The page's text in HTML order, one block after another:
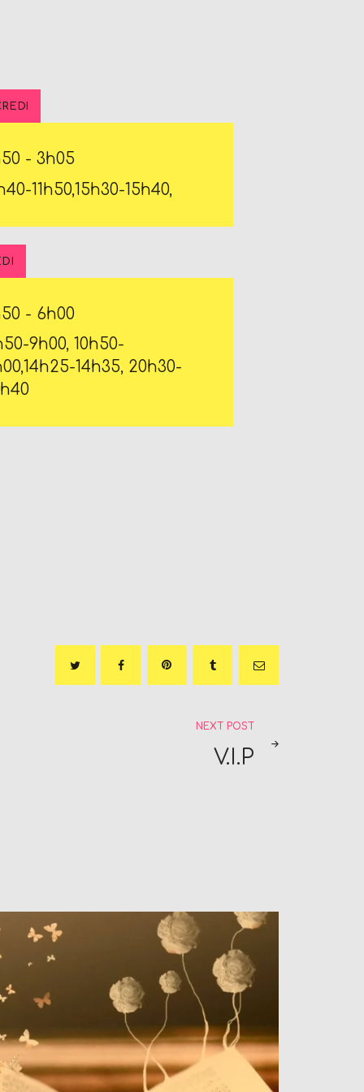
-3h05
11h50,15h30-15h40,
- 6h00
9h00, 10h50-
14h35, 20h30-
NEXT POST
V.I.P